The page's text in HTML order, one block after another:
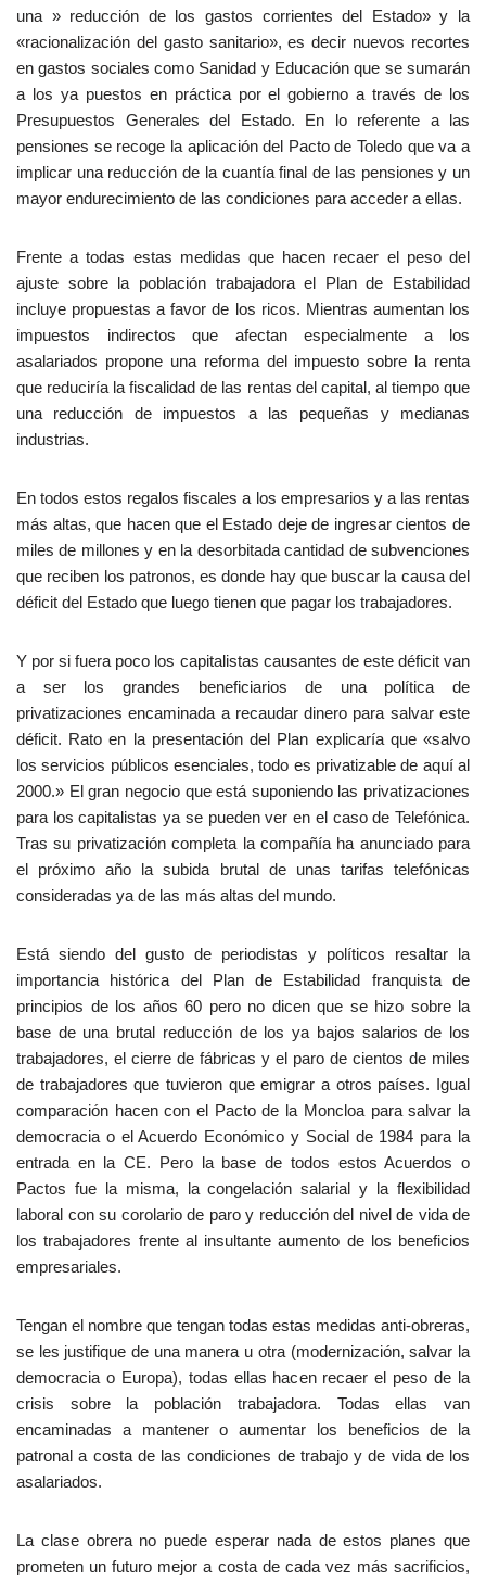
una » reducción de los gastos corrientes del Estado» y la
«racionalización del gasto sanitario», es decir nuevos recortes
en gastos sociales como Sanidad y Educación que se sumarán
a los ya puestos en práctica por el gobierno a través de los
Presupuestos Generales del Estado. En lo referente a las
pensiones se recoge la aplicación del Pacto de Toledo que va a
implicar una reducción de la cuantía final de las pensiones y un
mayor endurecimiento de las condiciones para acceder a ellas.
Frente a todas estas medidas que hacen recaer el peso del
ajuste sobre la población trabajadora el Plan de Estabilidad
incluye propuestas a favor de los ricos. Mientras aumentan los
impuestos indirectos que afectan especialmente a los
asalariados propone una reforma del impuesto sobre la renta
que reduciría la fiscalidad de las rentas del capital, al tiempo que
una reducción de impuestos a las pequeñas y medianas
industrias.
En todos estos regalos fiscales a los empresarios y a las rentas
más altas, que hacen que el Estado deje de ingresar cientos de
miles de millones y en la desorbitada cantidad de subvenciones
que reciben los patronos, es donde hay que buscar la causa del
déficit del Estado que luego tienen que pagar los trabajadores.
Y por si fuera poco los capitalistas causantes de este déficit van
a ser los grandes beneficiarios de una política de
privatizaciones encaminada a recaudar dinero para salvar este
déficit. Rato en la presentación del Plan explicaría que «salvo
los servicios públicos esenciales, todo es privatizable de aquí al
2000.» El gran negocio que está suponiendo las privatizaciones
para los capitalistas ya se pueden ver en el caso de Telefónica.
Tras su privatización completa la compañía ha anunciado para
el próximo año la subida brutal de unas tarifas telefónicas
consideradas ya de las más altas del mundo.
Está siendo del gusto de periodistas y políticos resaltar la
importancia histórica del Plan de Estabilidad franquista de
principios de los años 60 pero no dicen que se hizo sobre la
base de una brutal reducción de los ya bajos salarios de los
trabajadores, el cierre de fábricas y el paro de cientos de miles
de trabajadores que tuvieron que emigrar a otros países. Igual
comparación hacen con el Pacto de la Moncloa para salvar la
democracia o el Acuerdo Económico y Social de 1984 para la
entrada en la CE. Pero la base de todos estos Acuerdos o
Pactos fue la misma, la congelación salarial y la flexibilidad
laboral con su corolario de paro y reducción del nivel de vida de
los trabajadores frente al insultante aumento de los beneficios
empresariales.
Tengan el nombre que tengan todas estas medidas anti-obreras,
se les justifique de una manera u otra (modernización, salvar la
democracia o Europa), todas ellas hacen recaer el peso de la
crisis sobre la población trabajadora. Todas ellas van
encaminadas a mantener o aumentar los beneficios de la
patronal a costa de las condiciones de trabajo y de vida de los
asalariados.
La clase obrera no puede esperar nada de estos planes que
prometen un futuro mejor a costa de cada vez más sacrificios,